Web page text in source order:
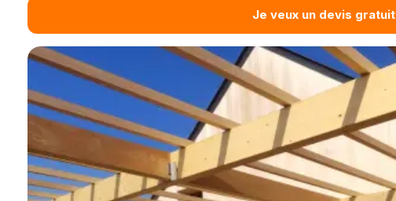
Je veux un devis gratuit